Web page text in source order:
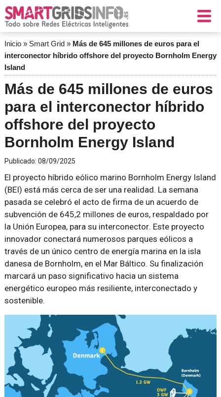
Inicio» Smart Grid» Más de 645 millones de euros para el
interconector híbrido offshore del proyecto Bornholm Energy
Island
Más de 645 millones de euros
para el interconector híbrido
offshore del proyecto
Bornholm Energy Island
Publicado: 08/09/2025
El proyecto híbrido eólico marino Bornholm Energy Island
(BEI) está más cerca de ser una realidad. La semana
pasada se celebró el acto de firma de un acuerdo de
subvención de 645,2 millones de euros, respaldado por
la Unión Europea, para su interconector. Este proyecto
innovador conectará numerosos parques eólicos a
través de un único centro de energía marina en la isla
danesa de Bornholm, en el Mar Báltico. Su finalización
marcará un paso significativo hacia un sistema
energético europeo más resiliente, interconectado y
sostenible.